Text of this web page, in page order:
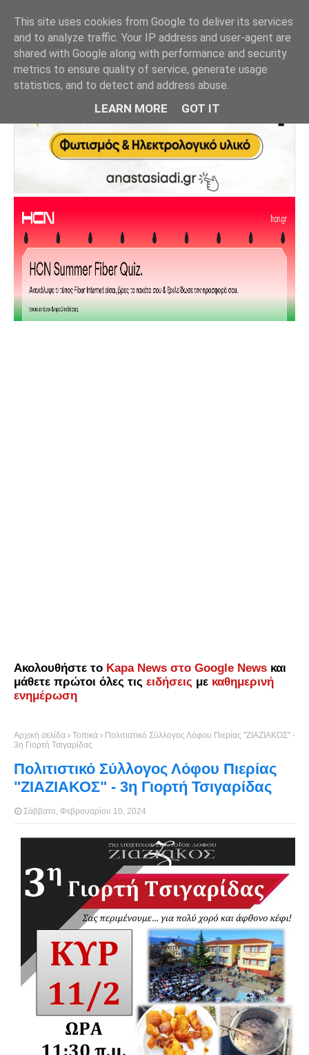
Ακολουθήστε το Kapa News στο Google News και
μάθετε πρώτοι όλες τις ειδήσεις με καθημερινή
ενημέρωση
Αρχική σελίδα Τοπικά
Πολιτιστικό Σύλλογος Λόφου Πιερίας "ΖΙΑΖΙΑΚΟΣ" -
3η Γιορτή Τσιγαρίδας
Πολιτιστικό Σύλλογος Λόφου Πιερίας
"ΖΙΑΖΙΑΚΟΣ" - 3η Γιορτή Τσιγαρίδας
Σάββατο, Φεβρουαρίου 10, 2024
This site uses cookies from Google to deliver its services
and to analyze traffic. Your IP address and user-agent are
shared with Google along with performance and security
metrics to ensure quality of service, generate usage
statistics, and to detect and address abuse.
LEARN MORE GOT IT